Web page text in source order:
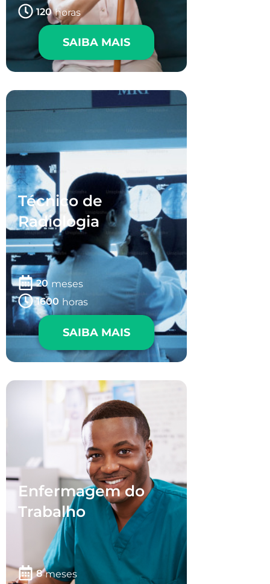
120 horas
SAIBA MAIS
Técnico de
Radiologia
20 meses
1600 horas
SAIBA MAIS
Enfermagem do
Trabalho
8 meses